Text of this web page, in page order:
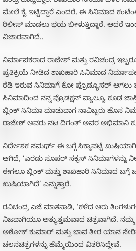
ಮೇಲೆ ಕೈ ಇಟ್ಟಿದ್ದಾರೆ ಎಂದರೆ, ಈ ಸಿನಿಮಾದ
ರಿಲೀಸ್ ಮಾಡಲು ಭಯ ಬೀಳುತ್ತಿದ್ದಾರೆ. ಆದರೆ
ವಿಚಾರವಾಗಿದೆ..
ನಿರ್ಮಾಪಕರಾದ ರಾಜೇಶ್ ಮತ್ತು ರವಿಚಂದ್ರ
ಪ್ರತಿಕ್ರಿಯೆ ನೀಡಿದ ಶಾಖಹಾರಿ ಸಿನಿಮಾದ
ರೆಡಿ ಇರುವ ಸಿನಿಮಾಗೆ ಕೋ ಪ್ರೊಡ್ಯೂಸರ್ ಆಗಲು
ಸಿನಿಮಾದಿಂದ ನನ್ನ ಪ್ರೊಡಕ್ಷನ್ ವ್ಯಾಲ್ಯೂ ಕೂಡ
ಬ್ಲಿಂಕ್ ಸಿನಿಮಾ ಮಾಡುವಾಗ ನಾವಿಬ್ಬರು ಹೊಸ
ರಾಜೇಶ್ ಅವರು ನಟ ದಿಗಂತ್ ಅವರ ಅಭಿಮಾನಿ
ನಿರ್ದೇಶಕ ಸಮರ್ಥ್ ಈ ಬಗ್ಗೆ ಸಿಕ್ಕಾಪಟ್ಟೆ
ಆಗಿದೆ, ‘ಎರಡು ಸೂಪರ್ ಸಕ್ಸಸ್ ಸಿನಿಮಾಗಳನ್ನು
ಈಗಲೂ ಬ್ಲಿಂಕ್ ಮತ್ತು ಶಾಖಹಾರಿ ಸಿನಿಮಾದ ಬಗ್ಗೆ
ಖುಷಿಯಾಗಿದೆ’ ಎನ್ನುತ್ತಾರೆ.
ರವಿಚಂದ್ರ ಎಜೆ ಮಾತನಾಡಿ, ‘ಕಳೆದ ಆರು
ನಿಜವಾಗಿಯೂ ಅತ್ಯುತ್ತಮವಾದ ಚಿತ್ರವಾಗಿದೆ.
ಅಶೋಕ್ ಕುಮಾರ್ ಮತ್ತು ಭಾವ ತೀರ ಯಾನ
ಚಲನಚಿತ್ರಗಳನ್ನು ಹೆಮ್ಮೆಯಿಂದ ವಿತರಿಸಿದ್ದೇವೆ.